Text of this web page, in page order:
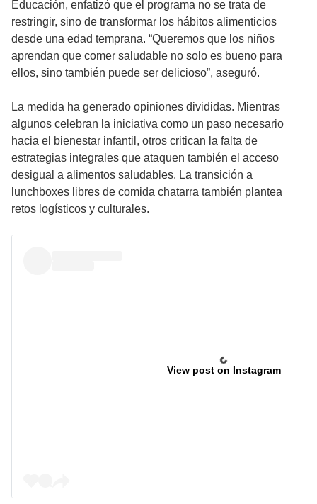
Educación, enfatizó que el programa no se trata de
restringir, sino de transformar los hábitos alimenticios
desde una edad temprana. “Queremos que los niños
aprendan que comer saludable no solo es bueno para
ellos, sino también puede ser delicioso”, aseguró.
La medida ha generado opiniones divididas. Mientras
algunos celebran la iniciativa como un paso necesario
hacia el bienestar infantil, otros critican la falta de
estrategias integrales que ataquen también el acceso
desigual a alimentos saludables. La transición a
lunchboxes libres de comida chatarra también plantea
retos logísticos y culturales.
View post on Instagram